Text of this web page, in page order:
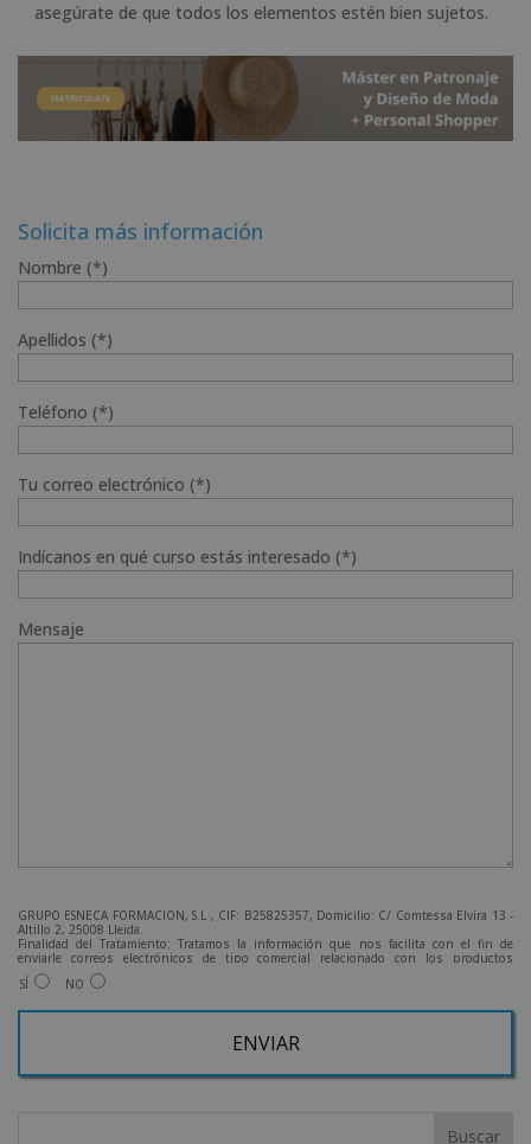
asegúrate de que todos los elementos estén bien sujetos.
Solicita más información
Nombre (*)
Apellidos (*)
Teléfono (*)
Tu correo electrónico (*)
Indícanos en qué curso estás interesado (*)
Mensaje
GRUPO ESNECA FORMACIÓN, S.L , CIF: B25825357, Domicilio: C/ Comtessa Elvira 13 -
Altillo 2, 25008 Lleida.
Finalidad del Tratamiento: Tratamos la información que nos facilita con el fin de
enviarle correos electrónicos de tipo comercial relacionado con los productos
ofrecidos y otros tipo de productos que fueran de su interés.
Legitimación del tratamiento: Consentimiento del interesado.
a la dirección admin@grupoesneca.com.
Desea recibir información comercial (vía telefónica y/o email):
SÍ NO